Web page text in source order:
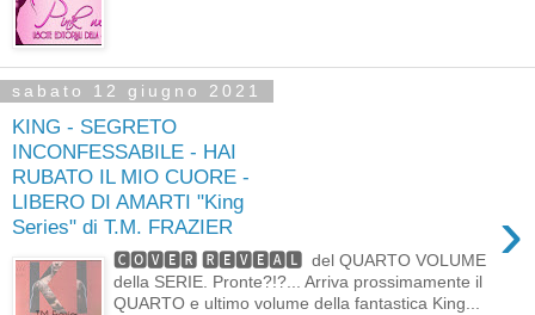
sabato 12 giugno 2021
KING - SEGRETO
INCONFESSABILE - HAI
RUBATO IL MIO CUORE -
LIBERO DI AMARTI "King
Series" di T.M. FRAZIER
›
🅲🅾🆅🅴🆁 🆁🅴🆅🅴🅰🅻 del QUARTO VOLUME
della SERIE. Pronte?!?... Arriva prossimamente il
QUARTO e ultimo volume della fantastica King...